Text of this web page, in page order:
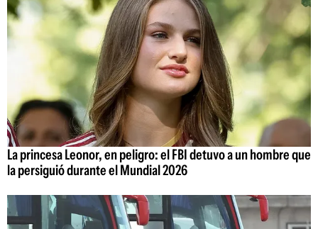
La princesa Leonor, en peligro: el FBI detuvo a un hombre que
la persiguió durante el Mundial 2026